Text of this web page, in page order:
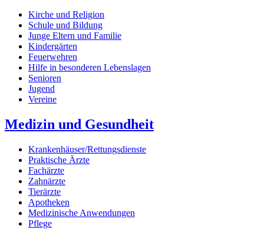
Kirche und Religion
Schule und Bildung
Junge Eltern und Familie
Kindergärten
Feuerwehren
Hilfe in besonderen Lebenslagen
Senioren
Jugend
Vereine
Medizin und Gesundheit
Krankenhäuser/Rettungsdienste
Praktische Ärzte
Fachärzte
Zahnärzte
Tierärzte
Apotheken
Medizinische Anwendungen
Pflege